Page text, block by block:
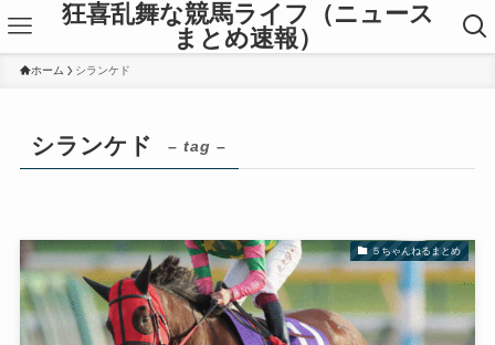
狂喜乱舞な競馬ライフ（ニュース
まとめ速報）
ホーム シランケド
シランケド – tag –
５ちゃんねるまとめ